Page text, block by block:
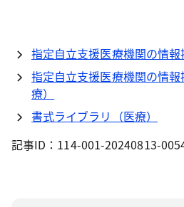
指定自立支援医療機関の情報
指定自立支援医療機関の情
療）
書式ライブラリ（医療）
記事ID：114-001-20240813-